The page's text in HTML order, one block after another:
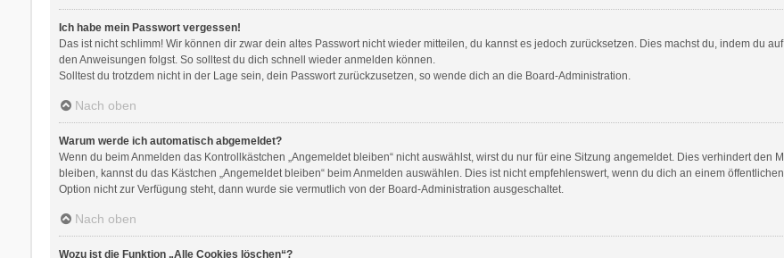
Ich habe mein Passwort vergessen!
Das ist nicht schlimm! Wir können dir zwar dein altes Passwort nicht wieder mitteilen, du kannst es jedoch zurücksetzen. Dies machst du, indem du
den Anweisungen folgst. So solltest du dich schnell wieder anmelden können.
Solltest du trotzdem nicht in der Lage sein, dein Passwort zurückzusetzen, so wende dich an die Board-Administration.
Nach oben
Warum werde ich automatisch abgemeldet?
Wenn du beim Anmelden das Kontrollkästchen „Angemeldet bleiben“ nicht auswählst, wirst du nur für eine Sitzung angemeldet. Dies verhindert
bleiben, kannst du das Kästchen „Angemeldet bleiben“ beim Anmelden auswählen. Dies ist nicht empfehlenswert, wenn du dich an einem
Option nicht zur Verfügung steht, dann wurde sie vermutlich von der Board-Administration ausgeschaltet.
Nach oben
Wozu ist die Funktion „Alle Cookies löschen“?